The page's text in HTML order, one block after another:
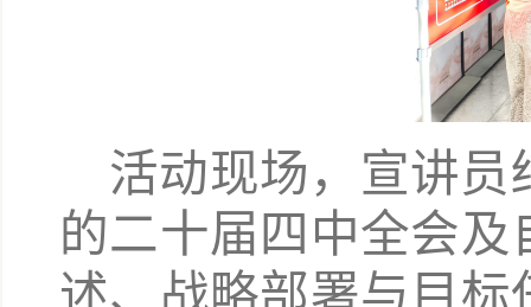
活动现场，宣讲
的二十届四中全会
述、战略部署与目